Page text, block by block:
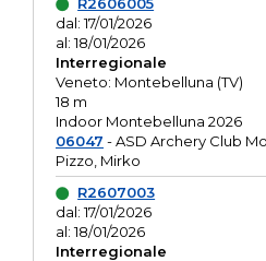
dal: 17/01/2026
al: 18/01/2026
Interregionale
Veneto: Montebelluna (TV)
18 m
Indoor Montebelluna 2026
06047 - ASD Archery Club
Pizzo, Mirko
R2607003
dal: 17/01/2026
al: 18/01/2026
Interregionale